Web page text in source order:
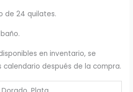
de 24 quilates.
en inventario, se
calendario después de la compra.